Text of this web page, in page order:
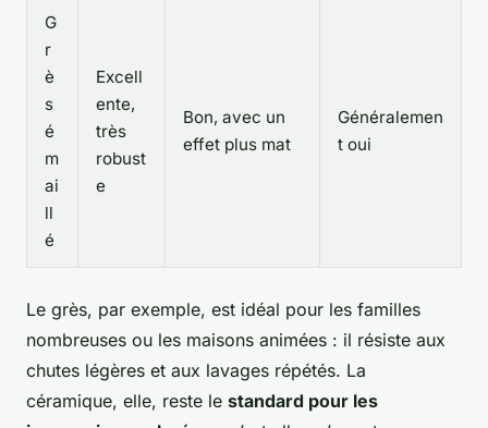
G
r
è
s
é
m
ai
ll
é
Excell
ente,
très
robust
e
Bon, avec un
effet plus mat
Généralemen
t oui
Le grès, par exemple, est idéal pour les familles
nombreuses ou les maisons animées : il résiste aux
chutes légères et aux lavages répétés. La
céramique, elle, reste le standard pour les